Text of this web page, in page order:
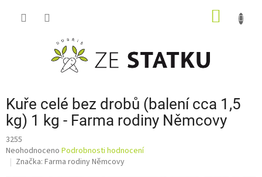
Kuře celé bez drobů (balení cca 1,5
kg) 1 kg - Farma rodiny Němcovy
3255
Průměrné
hodnocení
Neohodnoceno Podrobnosti hodnocení
Značka: Farma rodiny Němcovy